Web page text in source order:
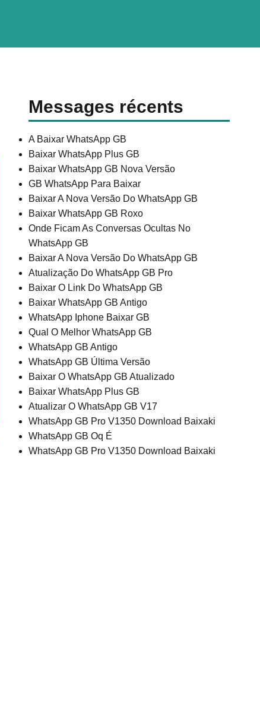
Messages récents
A Baixar WhatsApp GB
Baixar WhatsApp Plus GB
Baixar WhatsApp GB Nova Versão
GB WhatsApp Para Baixar
Baixar A Nova Versão Do WhatsApp GB
Baixar WhatsApp GB Roxo
Onde Ficam As Conversas Ocultas No
WhatsApp GB
Baixar A Nova Versão Do WhatsApp GB
Atualização Do WhatsApp GB Pro
Baixar O Link Do WhatsApp GB
Baixar WhatsApp GB Antigo
WhatsApp Iphone Baixar GB
Qual O Melhor WhatsApp GB
WhatsApp GB Antigo
WhatsApp GB Última Versão
Baixar O WhatsApp GB Atualizado
Baixar WhatsApp Plus GB
Atualizar O WhatsApp GB V17
WhatsApp GB Pro V1350 Download Baixaki
WhatsApp GB Oq É
WhatsApp GB Pro V1350 Download Baixaki